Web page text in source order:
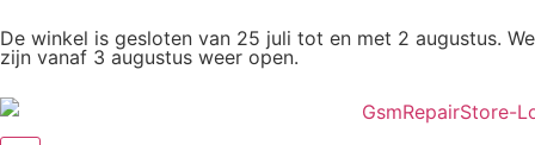
De winkel is gesloten van 25 juli tot en met 2 augustus. We
zijn vanaf 3 augustus weer open.